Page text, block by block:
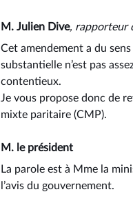
M. Julien Dive, rapporteur
Cet amendement a du
substantielle n’est pas
contentieux.
Je vous propose donc de
mixte paritaire (CMP).
M. le président
La parole est à Mme la
l’avis du gouvernement.